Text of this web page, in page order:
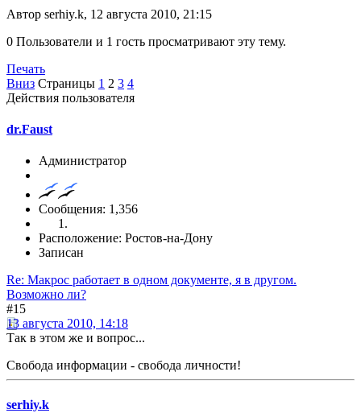
Автор serhiy.k, 12 августа 2010, 21:15
0 Пользователи и 1 гость просматривают эту тему.
Печать
Вниз Страницы 1 2 3 4
Действия пользователя
dr.Faust
Администратор
Сообщения: 1,356
Расположение: Ростов-на-Дону
Записан
Re: Макрос работает в одном документе, я в другом.
Возможно ли?
#15
13 августа 2010, 14:18
Так в этом же и вопрос...
Свобода информации - свобода личности!
serhiy.k